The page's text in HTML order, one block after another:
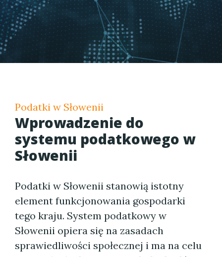
Podatki w Słowenii
Wprowadzenie do
systemu podatkowego w
Słowenii
Podatki w Słowenii stanowią istotny
element funkcjonowania gospodarki
tego kraju. System podatkowy w
Słowenii opiera się na zasadach
sprawiedliwości społecznej i ma na celu